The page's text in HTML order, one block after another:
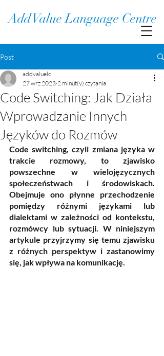
Add Value Language Centre
Post
Code Switching: Jak Działa
Wprowadzanie Innych
Języków do Rozmów
addvaluelc
27 wrz 2023 2 minut(y) czytania
Code switching, czyli zmiana języka w
trakcie rozmowy, to zjawisko
powszechne w wielojęzycznych
społeczeństwach i środowiskach.
Obejmuje ono płynne przechodzenie
pomiędzy różnymi językami lub
dialektami w zależności od kontekstu,
rozmówcy lub sytuacji. W niniejszym
artykule przyjrzymy się temu zjawisku
z różnych perspektyw i zastanowimy
się, jak wpływa na komunikację.